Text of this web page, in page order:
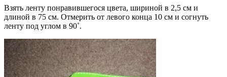
Взять ленту понравившегося цвета, шириной в 2,5 см и
длиной в 75 см. Отмерить от левого конца 10 см и согнуть
ленту под углом в 90˚.